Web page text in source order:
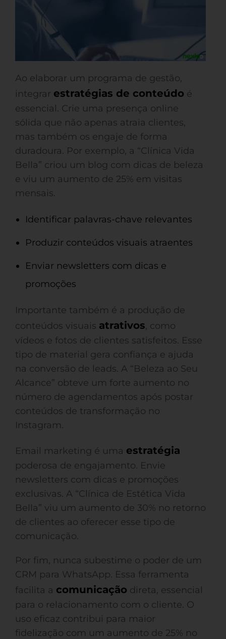
Ao elaborar um programa de gestão,
integrar estratégias de conteúdo é
essencial. Crie uma presença online
sólida que não apenas atraia clientes,
mas também os engaje de forma
duradoura. Por exemplo, a “Clínica Vida
Bella” criou um blog com dicas de beleza
e viu um aumento de 25% em visitas
mensais.
Identificar palavras-chave relevantes
Produzir conteúdos visuais atraentes
Enviar newsletters com dicas e
promoções
Importante também é a produção de
conteúdos visuais atrativos, como
vídeos e fotos de clientes satisfeitos. Esse
tipo de material gera confiança e ajuda
na conversão de leads. A “Beleza ao Seu
Alcance” obteve um forte aumento no
número de agendamentos após postar
conteúdos de transformação no
Instagram.
Email marketing é uma estratégia
poderosa de engajamento. Envie
newsletters com dicas e promoções
exclusivas. A “Clínica de Estética Vida
Bella” viu um aumento de 30% no retorno
de clientes ao oferecer esse tipo de
comunicação.
Por fim, nunca subestime o poder de um
CRM para WhatsApp. Essa ferramenta
facilita a comunicação direta, essencial
para o relacionamento com o cliente. O
uso eficaz contribui para maior
fidelização com um aumento de 25% no